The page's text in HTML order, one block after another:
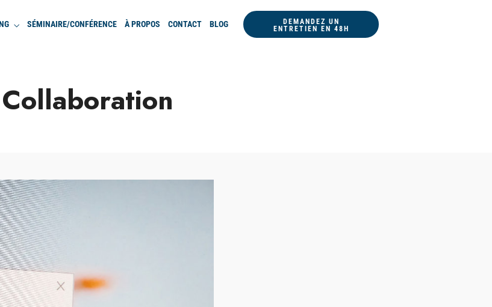
SÉMINAIRE/CONFÉRENCE À PROPOS CONTACT BLOG
DEMANDEZ UN
ENTRETIEN EN 48H
Collaboration